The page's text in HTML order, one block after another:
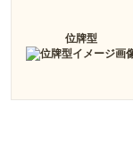
位牌型